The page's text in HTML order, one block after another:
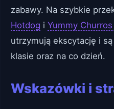
zabawy. Na szybkie
Hotdog i Yummy
utrzymują ekscytację i
klasie oraz na co dzień.
Wskazówki i